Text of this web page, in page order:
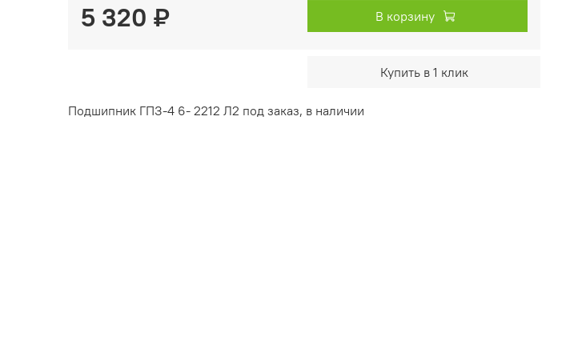
5 320 ₽ В корзину
Купить в 1 клик
Подшипник ГПЗ-4 6- 2212 Л2 под заказ, в наличии